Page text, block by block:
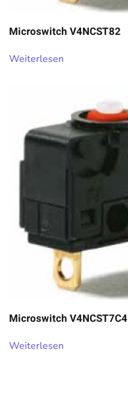
Microswitch V4NCST82
Weiterlesen
Microswitch V4NCST7C4
Weiterlesen